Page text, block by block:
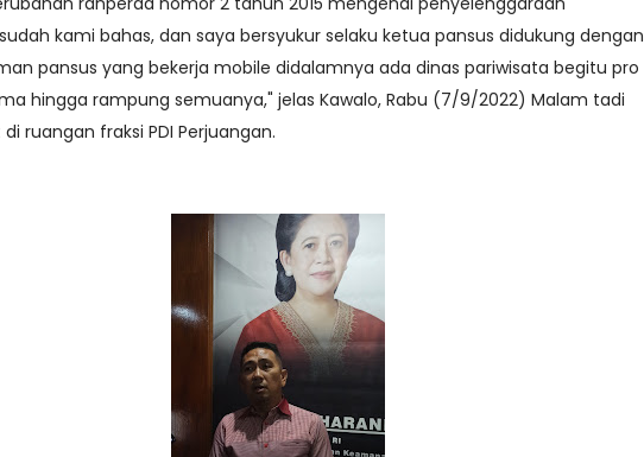
kami bahas, dan saya bersyukur selaku ketua pansus didukung dengan
pansus yang bekerja mobile didalamnya ada dinas pariwisata begitu pro
hingga rampung semuanya," jelas Kawalo, Rabu (7/9/2022) Malam tadi
ruangan fraksi PDI Perjuangan.